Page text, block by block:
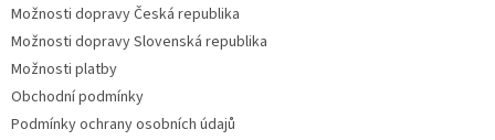
Možnosti dopravy Česká republika
Možnosti dopravy Slovenská republika
Možnosti platby
Obchodní podmínky
Podmínky ochrany osobních údajů